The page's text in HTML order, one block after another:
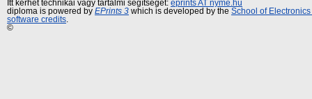
Itt kérhet technikai vagy tartalmi segítséget: eprints AT nyme.hu
diploma is powered by EPrints 3 which is developed by the School of
software credits
©